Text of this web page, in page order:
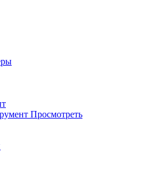
Просмотреть